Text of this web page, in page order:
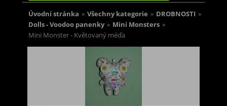
Úvodní stránka » Všechny kategorie » DROBNOSTI »
Dolls - Voodoo panenky » Mini Monsters »
Mini Monster - Květovaný méďa